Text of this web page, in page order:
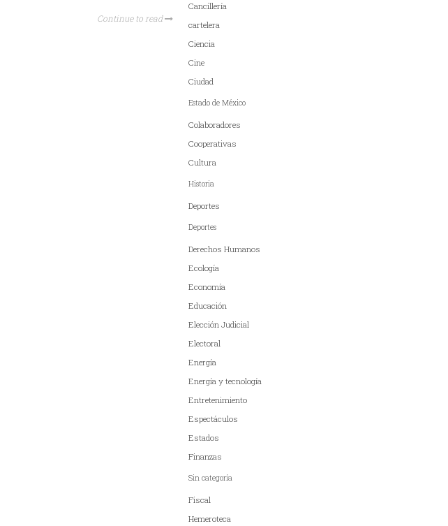
Continue to read
Cancillería
cartelera
Ciencia
Cine
Ciudad
Estado de México
Colaboradores
Cooperativas
Cultura
Historia
Deportes
Deportes
Derechos Humanos
Ecología
Economía
Educación
Elección Judicial
Electoral
Energía
Energía y tecnología
Entretenimiento
Espectáculos
Estados
Finanzas
Sin categoría
Fiscal
Hemeroteca